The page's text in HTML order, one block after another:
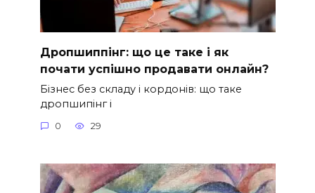
Дропшиппінг: що це таке і як
почати успішно продавати онлайн?
Бізнес без складу і кордонів: що таке
дропшипінг і
0 29